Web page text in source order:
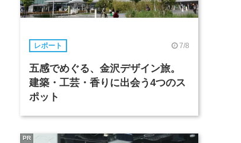
レポート 7/8
五感でめぐる、金沢デザイン旅。
建築・工芸・香りに出会う4つのス
ポット
PR